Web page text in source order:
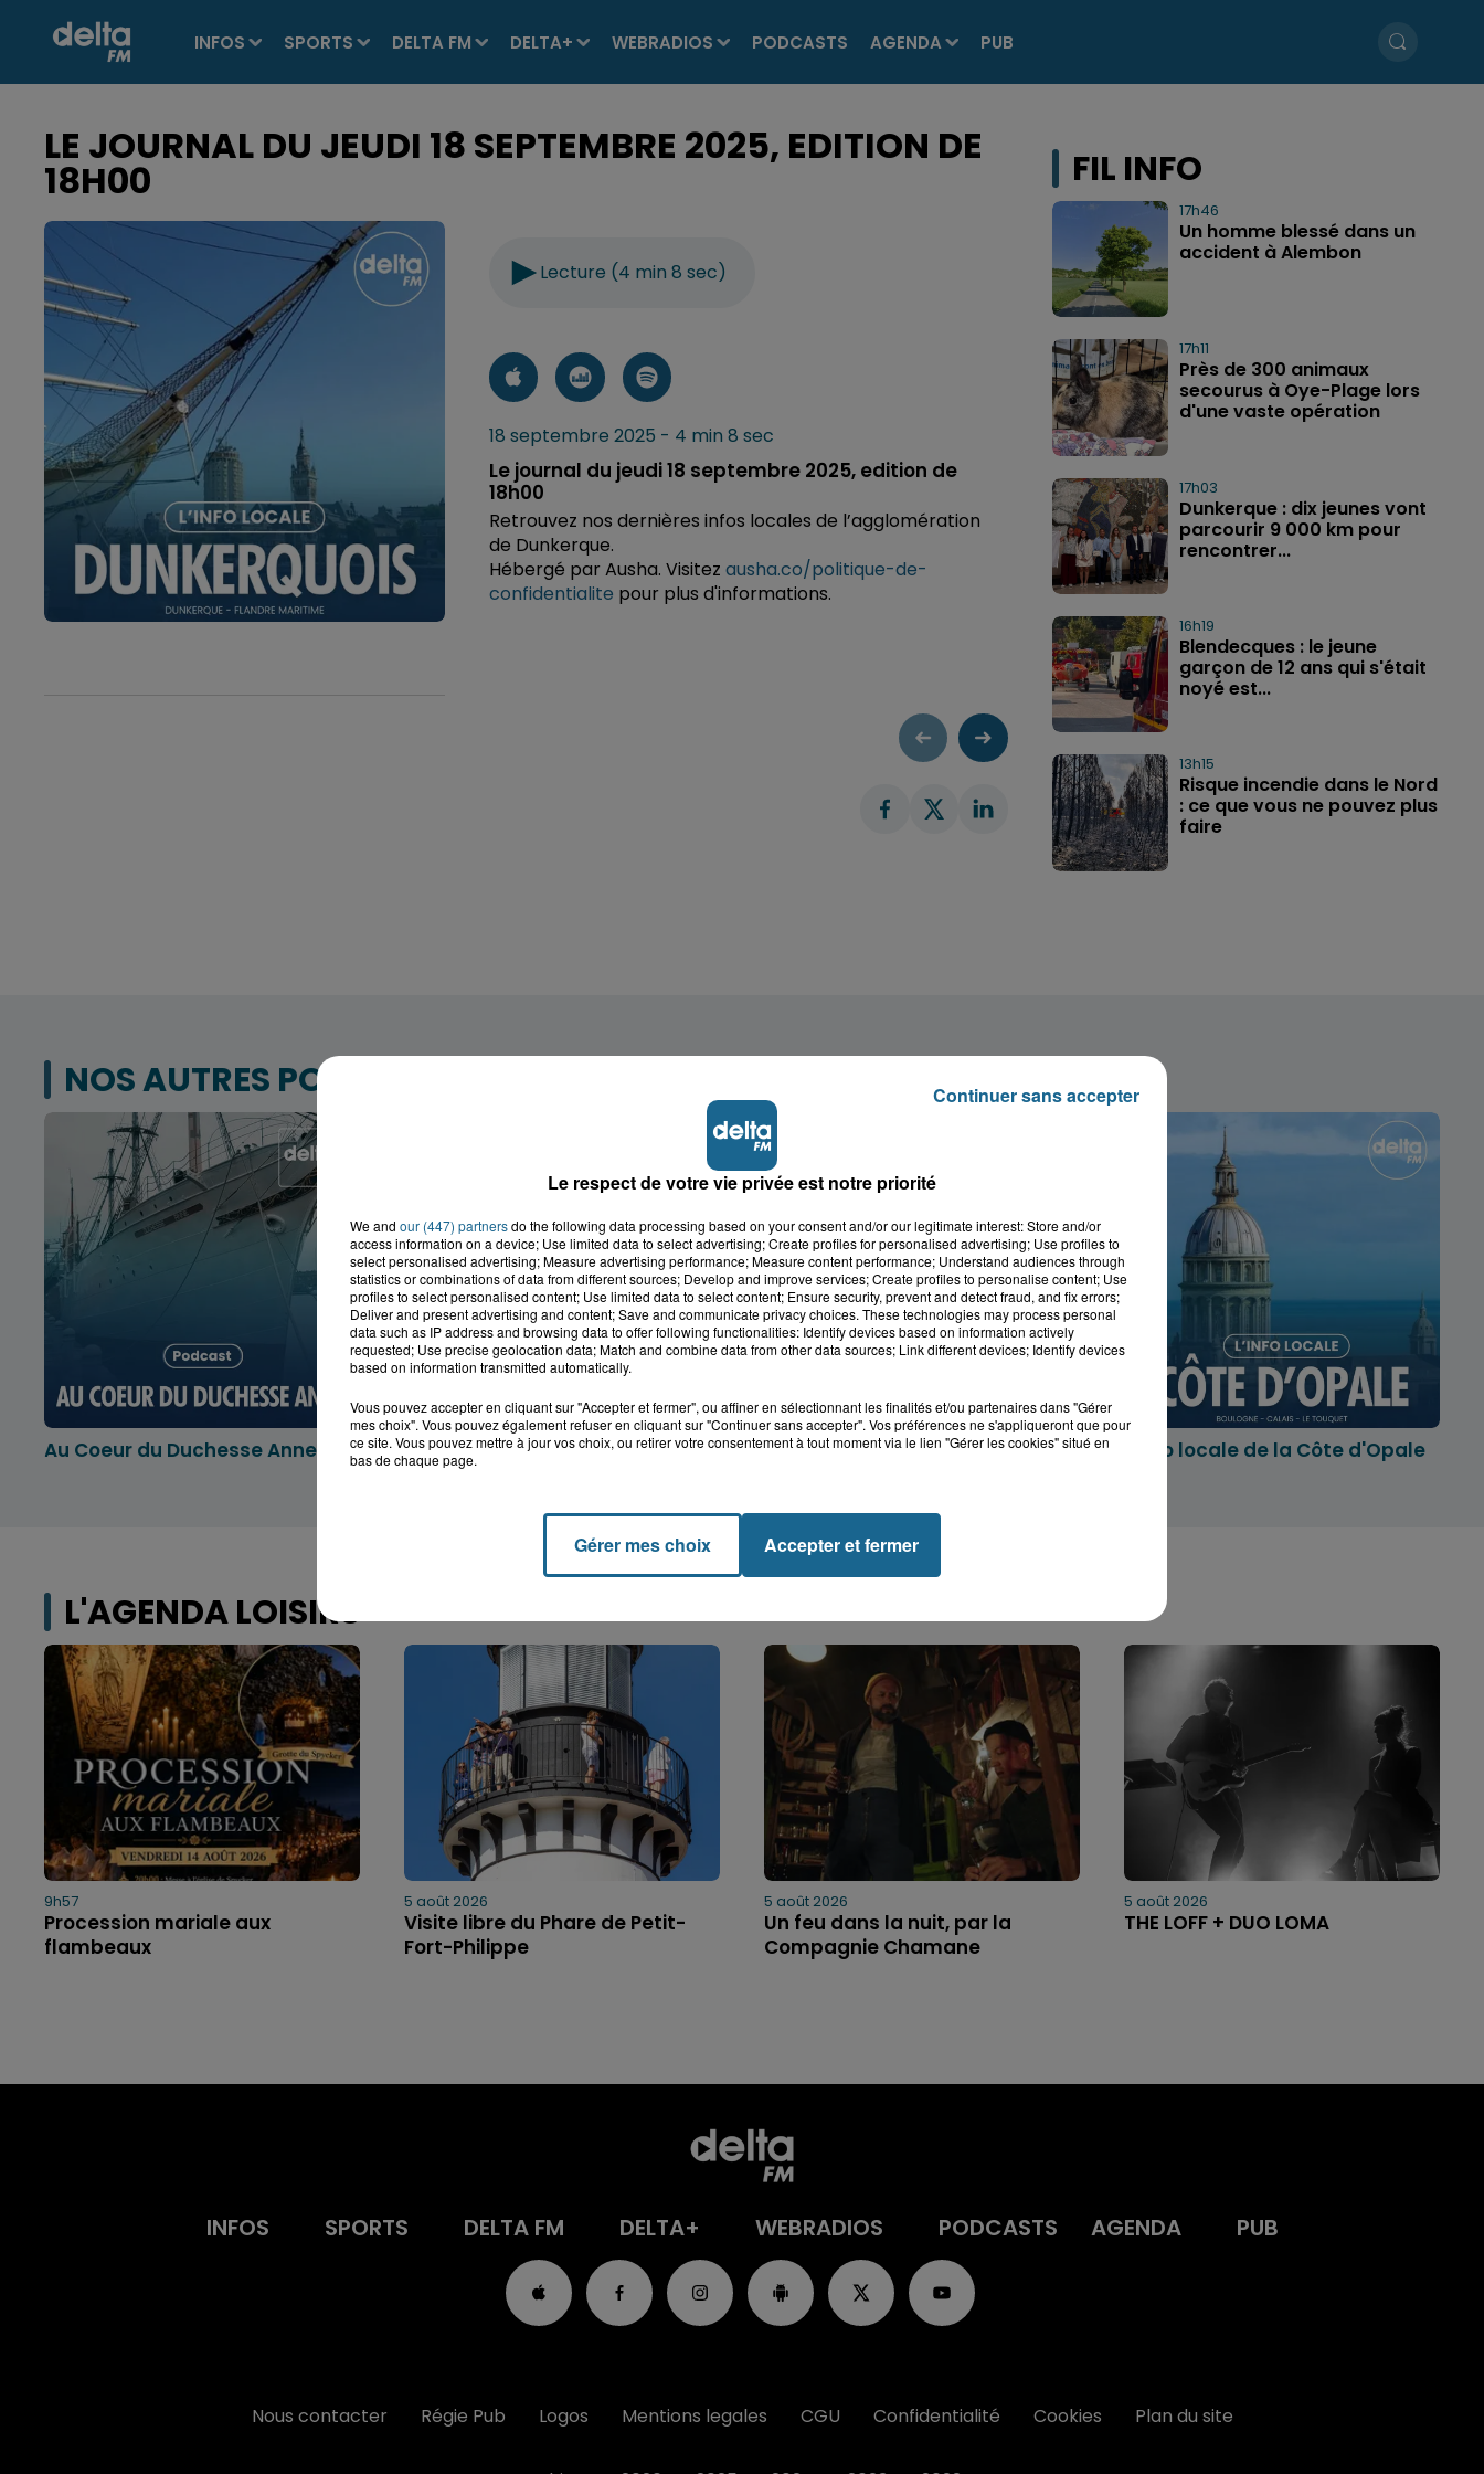
INFOS SPORTS DELTA FM DELTA+ WEBRADIOS PODCASTS AGENDA PUB
LE JOURNAL DU JEUDI 18 SEPTEMBRE 2025, EDITION DE
18H00
Lecture (4 min 8 sec)
18 septembre 2025 - 4 min 8 sec
Le journal du jeudi 18 septembre 2025, edition de
18h00
Retrouvez nos dernières infos locales de l’agglomération
de Dunkerque.
Hébergé par Ausha. Visitez ausha.co/politique-de-
confidentialite pour plus d'informations.
FIL INFO
17h46
Un homme blessé dans un
accident à Alembon
17h11
Près de 300 animaux
secourus à Oye-Plage lors
d'une vaste opération
17h03
Dunkerque : dix jeunes vont
parcourir 9 000 km pour
rencontrer...
16h19
Blendecques : le jeune
garçon de 12 ans qui s'était
noyé est...
13h15
Risque incendie dans le Nord
: ce que vous ne pouvez plus
faire
NOS AUTRES PODCASTS
Au Coeur du Duchesse Anne
L'info locale dans le
Dunkerquois
L'info locale de l'Audomarois L'info locale de la Côte d'Opale
L'AGENDA LOISIRS
9h57
Procession mariale aux
flambeaux
5 août 2026
Visite libre du Phare de Petit-
Fort-Philippe
5 août 2026
Un feu dans la nuit, par la
Compagnie Chamane
5 août 2026
THE LOFF + DUO LOMA
INFOS SPORTS DELTA FM DELTA+ WEBRADIOS PODCASTS AGENDA PUB
Nous contacter Régie Pub Logos Mentions legales CGU Confidentialité Cookies Plan du site
Le respect de votre vie privée est notre priorité
We and our (447) partnersdo the following data processing based on your consent and/or our legitimate interest: Store and/or
access information on a device; Use limited data to select advertising; Create profiles for personalised advertising; Use profiles to
select personalised advertising; Measure advertising performance; Measure content performance; Understand audiences through
statistics or combinations of data from different sources; Develop and improve services; Create profiles to personalise content; Use
profiles to select personalised content; Use limited data to select content; Ensure security, prevent and detect fraud, and fix errors;
Deliver and present advertising and content; Save and communicate privacy choices. These technologies may process personal
data such as IP address and browsing data to offer following functionalities: Identify devices based on information actively
requested; Use precise geolocation data; Match and combine data from other data sources; Link different devices; Identify devices
based on information transmitted automatically.
Vous pouvez accepter en cliquant sur "Accepter et fermer", ou affiner en sélectionnant les finalités et/ou partenaires dans "Gérer
mes choix". Vous pouvez également refuser en cliquant sur "Continuer sans accepter". Vos préférences ne s'appliqueront que pour
ce site. Vous pouvez mettre à jour vos choix, ou retirer votre consentement à tout moment via le lien "Gérer les cookies" situé en
bas de chaque page.
Gérer mes choix Accepter et fermer
Continuer sans accepter